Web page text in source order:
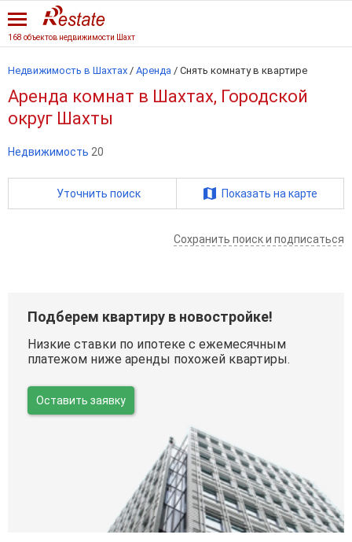
168 объектов недвижимости Шахт
Недвижимость в Шахтах / Аренда / Снять комнату в квартире
Аренда комнат в Шахтах, Городской
округ Шахты
Недвижимость 20
Уточнить поиск Показать на карте
Сохранить поиск и подписаться
Подберем квартиру в новостройке!
Низкие ставки по ипотеке с ежемесячным
платежом ниже аренды похожей квартиры.
Оставить заявку